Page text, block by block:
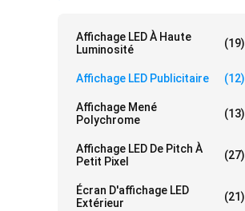
Affichage LED À Haute
Luminosité
(19)
Affichage LED Publicitaire (12)
Affichage Mené
Polychrome
(13)
Affichage LED De Pitch À
Petit Pixel
(27)
Écran D'affichage LED
Extérieur
(21)